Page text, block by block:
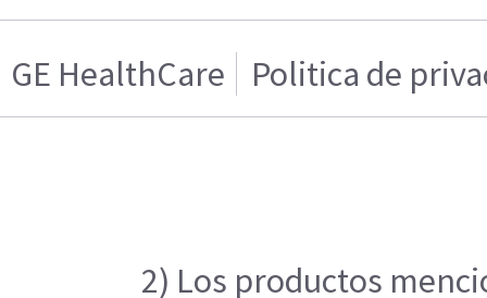
GE HealthCare Politica de
2) Los productos